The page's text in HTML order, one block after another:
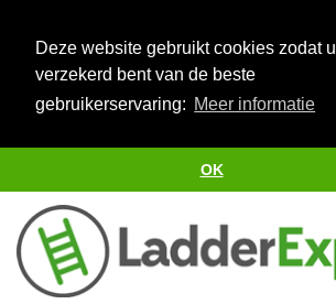
Deze website gebruikt cookies zodat u
verzekerd bent van de beste
gebruikerservaring: Meer informatie
OK